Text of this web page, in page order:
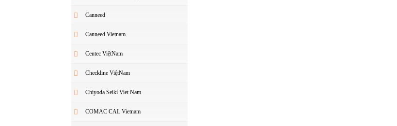
Canneed
Canneed Vietnam
Centec ViệtNam
Checkline ViệtNam
Chiyoda Seiki Viet Nam
COMAC CAL Vietnam